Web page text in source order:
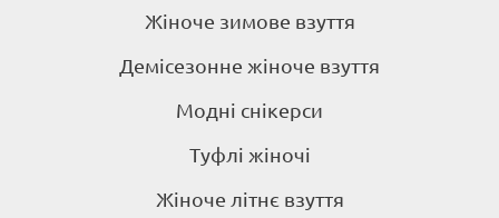
Жіноче зимове взуття
Демісезонне жіноче взуття
Модні снікерси
Туфлі жіночі
Жіноче літнє взуття